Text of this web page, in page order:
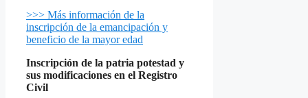
>>> Más información de la
inscripción de la emancipación y
beneficio de la mayor edad
Inscripción de la patria potestad y
sus modificaciones en el Registro
Civil